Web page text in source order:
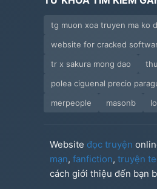
tg muon xoa truyen ma ko
website for cracked
tr x sakura mong dao
polea ciguenal precio
merpeople
masonb
Website đọc truyện
mạn, fanfiction, truyện
cách giới thiệu đến bạn